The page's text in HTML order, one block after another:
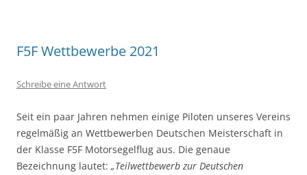
F5F Wettbewerbe 2021
Schreibe eine Antwort
Seit ein paar Jahren nehmen einige Piloten unseres Vereins
regelmäßig an Wettbewerben Deutschen Meisterschaft in
der Klasse F5F Motorsegelflug aus. Die genaue
Bezeichnung lautet: „Teilwettbewerb zur Deutschen